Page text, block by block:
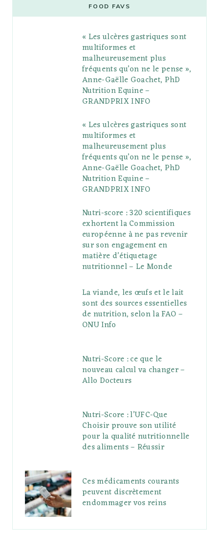
b
t
g
l
e
P
l
s
t
a
g
r
a
m
e
r
e
s
o
l
r
FOOD FAVS
« Les ulcères gastriques sont
multiformes et
malheureusement plus
fréquents qu’on ne le pense »,
Anne-Gaëlle Goachet, PhD
Nutrition Equine –
GRANDPRIX INFO
« Les ulcères gastriques sont
multiformes et
malheureusement plus
fréquents qu’on ne le pense »,
Anne-Gaëlle Goachet, PhD
Nutrition Equine –
GRANDPRIX INFO
Nutri-score : 320 scientifiques
exhortent la Commission
européenne à ne pas revenir
sur son engagement en
matière d’étiquetage
nutritionnel – Le Monde
La viande, les œufs et le lait
sont des sources essentielles
de nutrition, selon la FAO –
ONU Info
Nutri-Score : ce que le
nouveau calcul va changer –
Allo Docteurs
Nutri-Score : l’UFC-Que
Choisir prouve son utilité
pour la qualité nutritionnelle
des aliments – Réussir
Ces médicaments courants
peuvent discrètement
endommager vos reins